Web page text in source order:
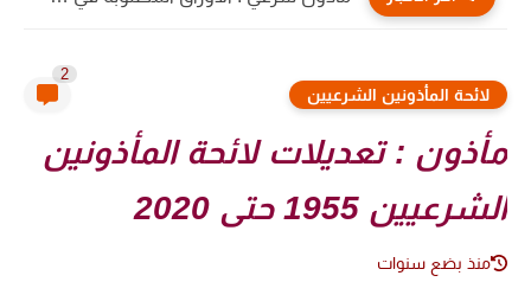
لائحة المأذونين الشرعيين
2
مأذون : تعديلات لائحة المأذونين
الشرعيين 1955 حتى 2020
منذ بضع سنوات